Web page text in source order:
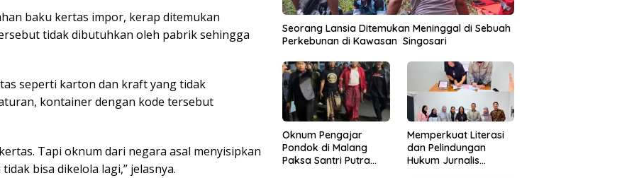
baku kertas impor, kerap ditemukan
tidak dibutuhkan oleh pabrik sehingga
seperti karton dan kraft yang tidak
kontainer dengan kode tersebut
Tapi oknum dari negara asal menyisipkan
bisa dikelola lagi,” jelasnya.
Seorang Lansia Ditemukan Meninggal di Sebuah
Perkebunan di Kawasan Singosari
Oknum Pengajar
Pondok di Malang
Paksa Santri Putra
Memperkuat Literasi
dan Pelindungan
Hukum Jurnalis